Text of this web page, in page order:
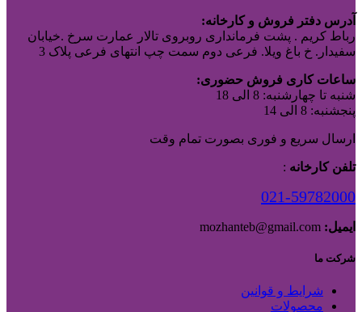
آدرس دفتر فروش و کارخانه:
رباط کریم . پشت فرمانداری روبروی تالار عمارت سرخ .خیابان
سفیدار. خ باغ ویلا. فرعی دوم سمت چپ انتهای فرعی پلاک 3
ساعات کاری فروش حضوری:
شنبه تا چهارشنبه: 8 الی 18
پنجشنبه: 8 الی 14
ارسال سریع و فوری بصورت تمام وقت
تلفن کارخانه :
021-59782000
ایمیل:
شرکت ما
شرایط و قوانین
محصولات